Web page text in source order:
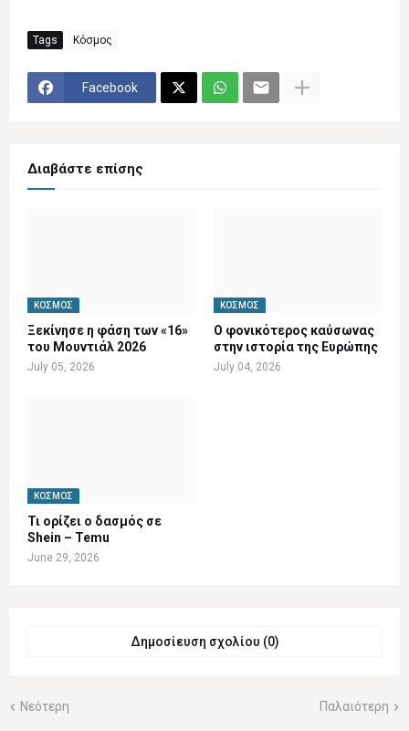
Tags Κόσμος
Facebook
Διαβάστε επίσης
ΚΌΣΜΟΣ
Ξεκίνησε η φάση των «16»
του Μουντιάλ 2026
July 05, 2026
ΚΌΣΜΟΣ
Ο φονικότερος καύσωνας
στην ιστορία της Ευρώπης
July 04, 2026
ΚΌΣΜΟΣ
Τι ορίζει ο δασμός σε
Shein – Temu
June 29, 2026
Δημοσίευση σχολίου (0)
Νεότερη Παλαιότερη